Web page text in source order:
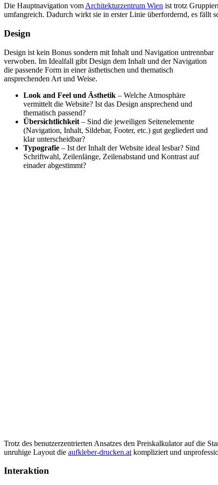
Die Hauptnavigation vom Architekturzentrum Wien ist trotz
umfangreich. Dadurch wirkt sie in erster Linie überfordernd, es fällt
Design
Design ist kein Bonus sondern mit Inhalt und Navigation untrennbar
verwoben. Im Idealfall gibt Design dem Inhalt und der Navigation
die passende Form in einer ästhetischen und thematisch
ansprechenden Art und Weise.
Look and Feel und Ästhetik – Welche Atmosphäre
vermittelt die Website? Ist das Design ansprechend und
thematisch passend?
Übersichtlichkeit – Sind die jeweiligen Seitenelemente
(Navigation, Inhalt, Sildebar, Footer, etc.) gut gegliedert und
klar unterscheidbar?
Typografie – Ist der Inhalt der Website ideal lesbar? Sind
Schriftwahl, Zeilenlänge, Zeilenabstand und Kontrast auf
einader abgestimmt?
Trotz des benutzerzentrierten Ansatzes den Preiskalkulator auf die
unruhige Layout die aufkleber-drucken.at kompliziert und
Interaktion